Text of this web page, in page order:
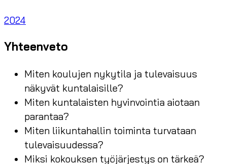
2024
Yhteenveto
Miten koulujen nykytila ja tulevaisuus
näkyvät kuntalaisille?
Miten kuntalaisten hyvinvointia aiotaan
parantaa?
Miten liikuntahallin toiminta turvataan
tulevaisuudessa?
Miksi kokouksen työjärjestys on tärkeä?